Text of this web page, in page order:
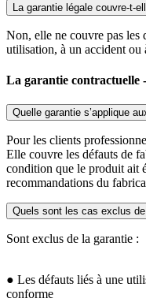
La garantie légale couvre-t-
Non, elle ne couvre pas les
utilisation, à un accident ou
La garantie contractuelle
Quelle garantie s’applique
Pour les clients
Elle couvre les défauts de
condition que le produit ait
recommandations du
Quels sont les cas exclus
Sont exclus de la garantie :
● Les défauts liés à une
conforme